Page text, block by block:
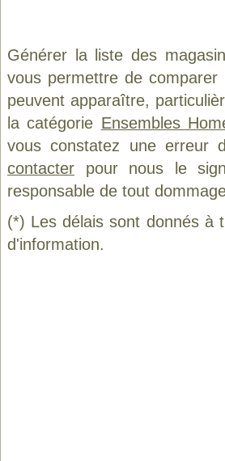
Générer la liste des
vous permettre de
peuvent apparaître,
la catégorie Ensembles
vous constatez une erreur
contacter pour nous le
responsable de tout
(*) Les délais sont donnés à
d'information.